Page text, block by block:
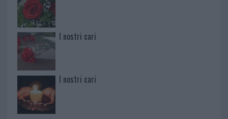
I nostri cari
I nostri cari